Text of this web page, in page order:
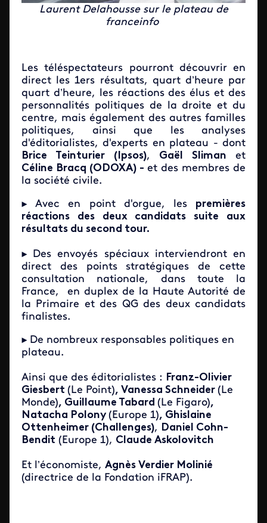
Laurent Delahousse sur le plateau de
franceinfo
Les téléspectateurs pourront découvrir en
direct les 1ers résultats, quart d’heure par
quart d’heure, les réactions des élus et des
personnalités politiques de la droite et du
centre, mais également des autres familles
politiques, ainsi que les analyses
d'éditorialistes, d'experts en plateau - dont
Brice Teinturier (Ipsos), Gaël Slimanet
Céline Bracq (ODOXA) - et des membres de
la société civile.
►Avec en point d'orgue, les premières
réactions des deux candidats suite aux
résultats du second tour.
► Des envoyés spéciaux interviendront en
direct des points stratégiques de cette
consultation nationale, dans toute la
France, en duplex de la Haute Autorité de
la Primaire et des QG des deux candidats
finalistes.
► De nombreux responsables politiques en
plateau.
Ainsi que des éditorialistes : Franz-Olivier
Giesbert (Le Point), Vanessa Schneider (Le
Monde), Guillaume Tabard (Le Figaro),
Natacha Polony(Europe 1), Ghislaine
Ottenheimer (Challenges), Daniel Cohn-
Bendit (Europe 1), Claude Askolovitch
Et l’économiste, Agnès Verdier Molinié
(directrice de la Fondation iFRAP).